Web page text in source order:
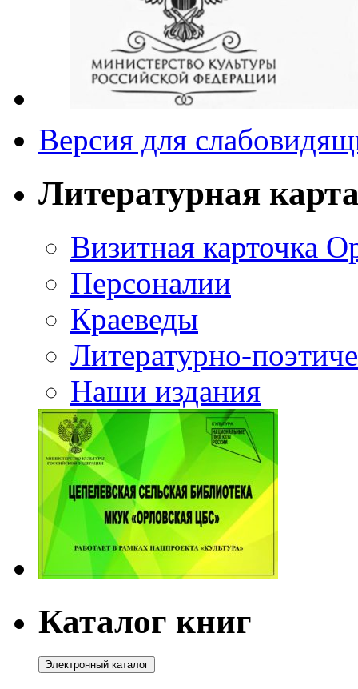
Версия для
Литературная
Визитная карточка
Персоналии
Краеведы
Литературно-
Наши издания
Каталог книг